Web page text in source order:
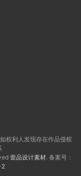
权利人发现存在作品侵权
壹品设计素材. 备案号：
2